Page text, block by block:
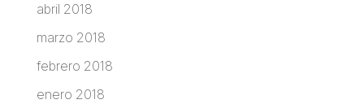
abril 2018
marzo 2018
febrero 2018
enero 2018